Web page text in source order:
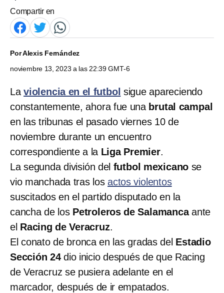
Compartir en
PorAlexis Fernández
noviembre 13, 2023 a las 22:39 GMT-6
La violencia en el futbol sigue apareciendo
constantemente, ahora fue una brutal campal
en las tribunas el pasado viernes 10 de
noviembre durante un encuentro
correspondiente a la Liga Premier.
La segunda división del futbol mexicano se
vio manchada tras losactos violentos
suscitados en el partido disputado en la
cancha de los Petroleros de Salamancaante
el Racing de Veracruz.
El conato de bronca en las gradas del Estadio
Sección 24dio inicio después de que Racing
de Veracruz se pusiera adelante en el
marcador, después de ir empatados.